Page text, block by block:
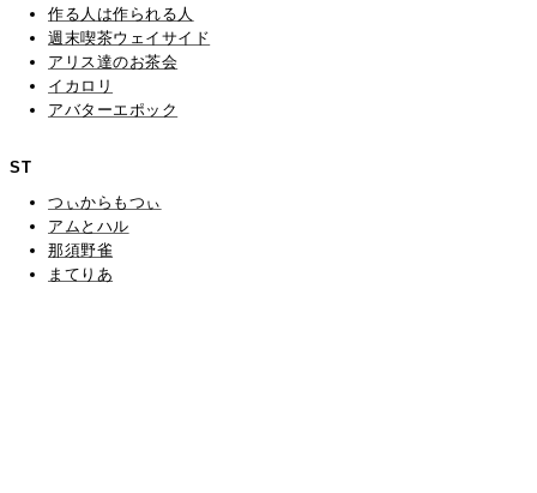
作る人は作られる人
週末喫茶ウェイサイド
アリス達のお茶会
イカロリ
アバターエポック
ST
つぃからもつぃ
アムとハル
那須野雀
まてりあ